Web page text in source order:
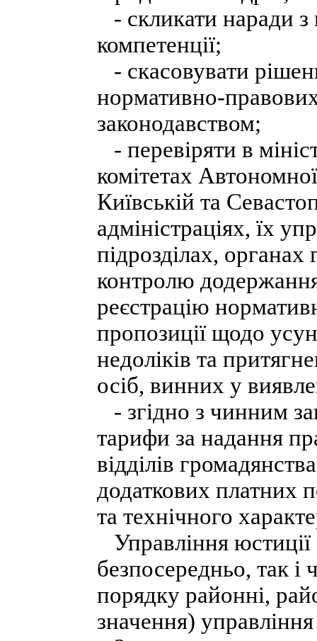
- скликати наради
компетенції;
- скасовувати
нормативно-
законодавством;
- перевіряти в
комітетах
Київській та
адміністраціях, їх
підрозділах, органах
контролю
реєстрацію
пропозиції щодо
недоліків та
осіб, винних у
- згідно з чинним
тарифи за надання
відділів
додаткових платних
та технічного
Управління
безпосередньо, так і
порядку районні,
значення)